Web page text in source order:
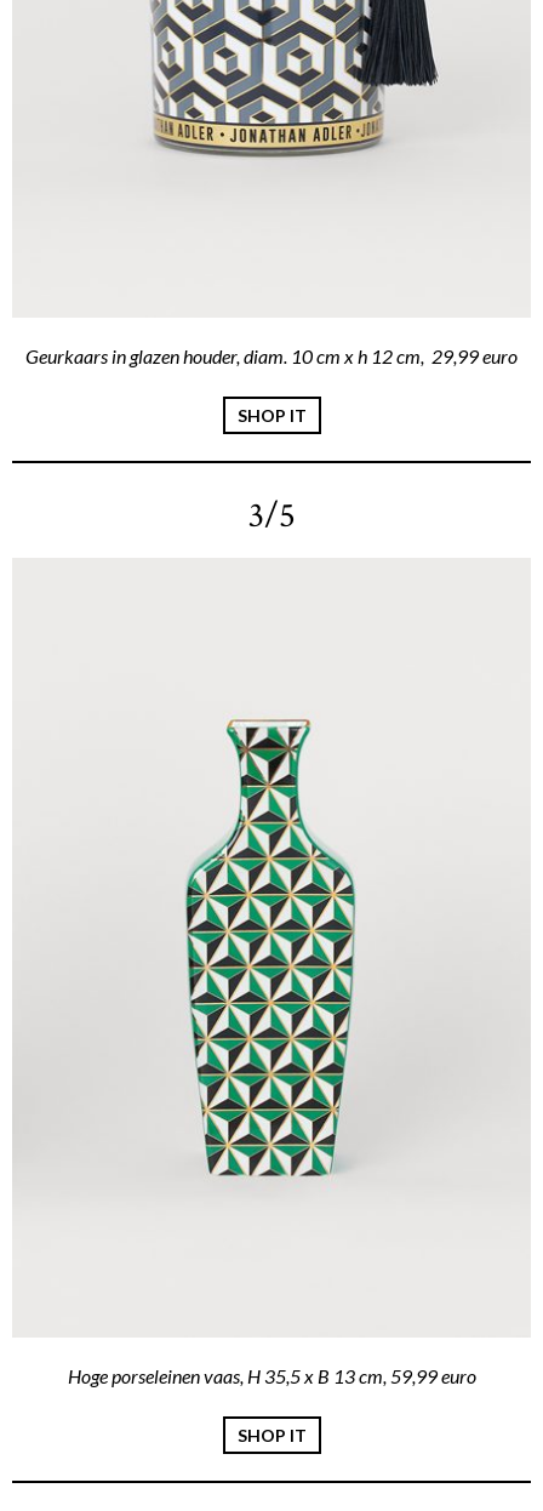
Geurkaars in glazen houder, diam. 10 cm x h 12 cm, 29,99 euro
SHOP IT
3/5
Hoge porseleinen vaas, H 35,5 x B 13 cm, 59,99 euro
SHOP IT